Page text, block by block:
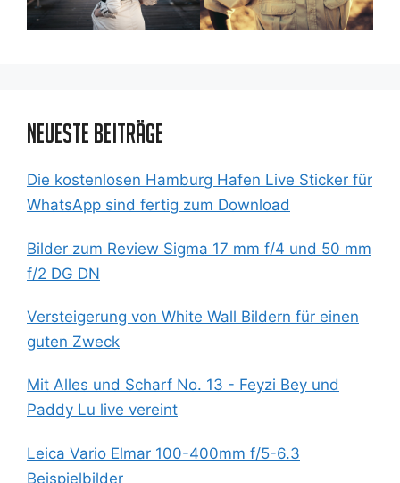
Neueste Beiträge
Die kostenlosen Hamburg Hafen Live Sticker für
WhatsApp sind fertig zum Download
Bilder zum Review Sigma 17 mm f/4 und 50 mm
f/2 DG DN
Versteigerung von White Wall Bildern für einen
guten Zweck
Mit Alles und Scharf No. 13 - Feyzi Bey und
Paddy Lu live vereint
Leica Vario Elmar 100-400mm f/5-6.3
Beispielbilder